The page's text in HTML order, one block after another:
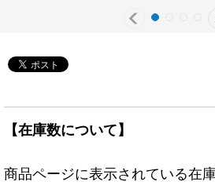
【在庫数について】
商品ページに表示されている在